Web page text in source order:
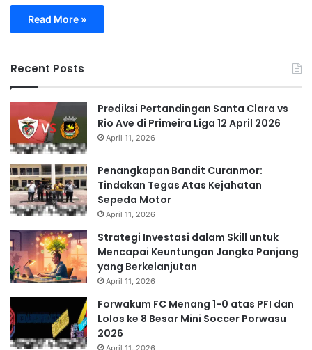
Read More »
Recent Posts
Prediksi Pertandingan Santa Clara vs
Rio Ave di Primeira Liga 12 April 2026
April 11, 2026
Penangkapan Bandit Curanmor:
Tindakan Tegas Atas Kejahatan
Sepeda Motor
April 11, 2026
Strategi Investasi dalam Skill untuk
Mencapai Keuntungan Jangka Panjang
yang Berkelanjutan
April 11, 2026
Forwakum FC Menang 1-0 atas PFI dan
Lolos ke 8 Besar Mini Soccer Porwasu
2026
April 11, 2026